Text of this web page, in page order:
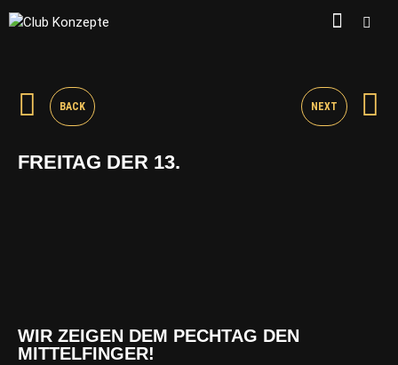
BACK NEXT
FREITAG DER 13.
WIR ZEIGEN DEM PECHTAG DEN
MITTELFINGER!